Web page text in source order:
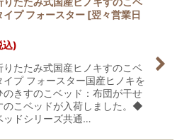
イプ フォースター [翌々営業日
込)
りたたみ式国産ヒノキすのこベ
イプ フォースター国産ヒノキを
のきすのこベッド：布団が干せ
のこベッドが入荷しました。◆
ッドシリーズ共通…